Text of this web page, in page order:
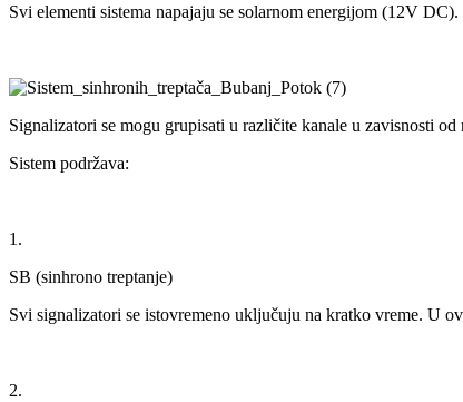
Svi elementi sistema napajaju se solarnom energijom (12V DC).
Signalizatori se mogu grupisati u različite kanale u zavisnosti od
Sistem podržava:
1.
SB (sinhrono treptanje)
Svi signalizatori se istovremeno uključuju na kratko vreme. U
2.